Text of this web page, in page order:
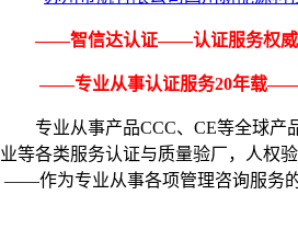
——智信达认证——认证服务权威
——专业从事认证服务20年载
专业从事产品CCC、CE等全球产
业等各类服务认证与质量验厂，人权
——作为专业从事各项管理咨询服务的